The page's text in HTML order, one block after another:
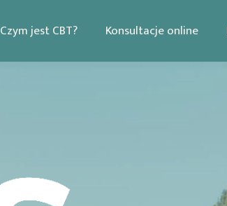
Czym jest CBT? Konsultacje online